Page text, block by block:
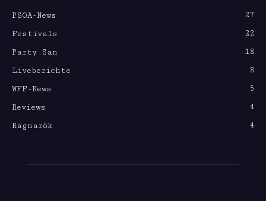
PSOA-News
27
Festivals
22
Party San
18
Liveberichte
8
WFF-News
5
Reviews
4
Ragnarök
4